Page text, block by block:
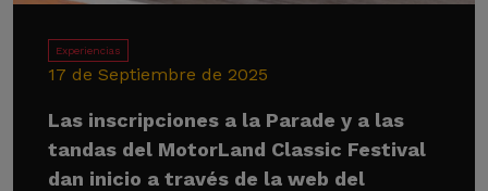
Experiencias
17 de Septiembre de 2025
Las inscripciones a la Parade y a las
tandas del MotorLand Classic Festival
dan inicio a través de la web del